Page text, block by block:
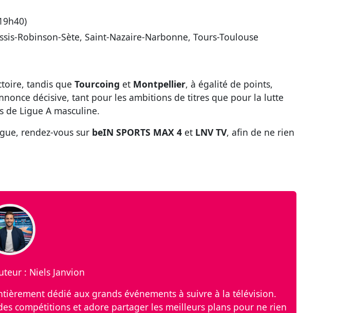
Robinson-Sète, Saint-Nazaire-Narbonne, Tours-Toulouse
tandis que Tourcoing et Montpellier, à égalité de points,
décisive, tant pour les ambitions de titres que pour la lutte
de Ligue A masculine.
rendez-vous sur beIN SPORTS MAX 4 et LNV TV, afin de ne rien
: Niels Janvion
dédié aux grands événements à suivre à la télévision.
compétitions et adore partager les meilleurs plans pour ne rien